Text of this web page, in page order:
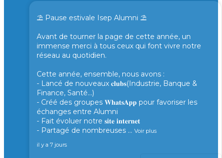
⛱️ Pause estivale Isep Alumni ⛱️
Avant de tourner la page de cette année, un
immense merci à tous ceux qui font vivre notre
réseau au quotidien.
Cette année, ensemble, nous avons :
- Lancé de nouveaux 𝐜𝐥𝐮𝐛𝐬(Industrie, Banque &
Finance, Santé...)
- Créé des groupes 𝐖𝐡𝐚𝐭𝐬𝐀𝐩𝐩 pour favoriser les
échanges entre Alumni
- Fait évoluer notre 𝐬𝐢𝐭𝐞 𝐢𝐧𝐭𝐞𝐫𝐧𝐞𝐭
- Partagé de nombreuses ... Voir plus
il y a 7 jours